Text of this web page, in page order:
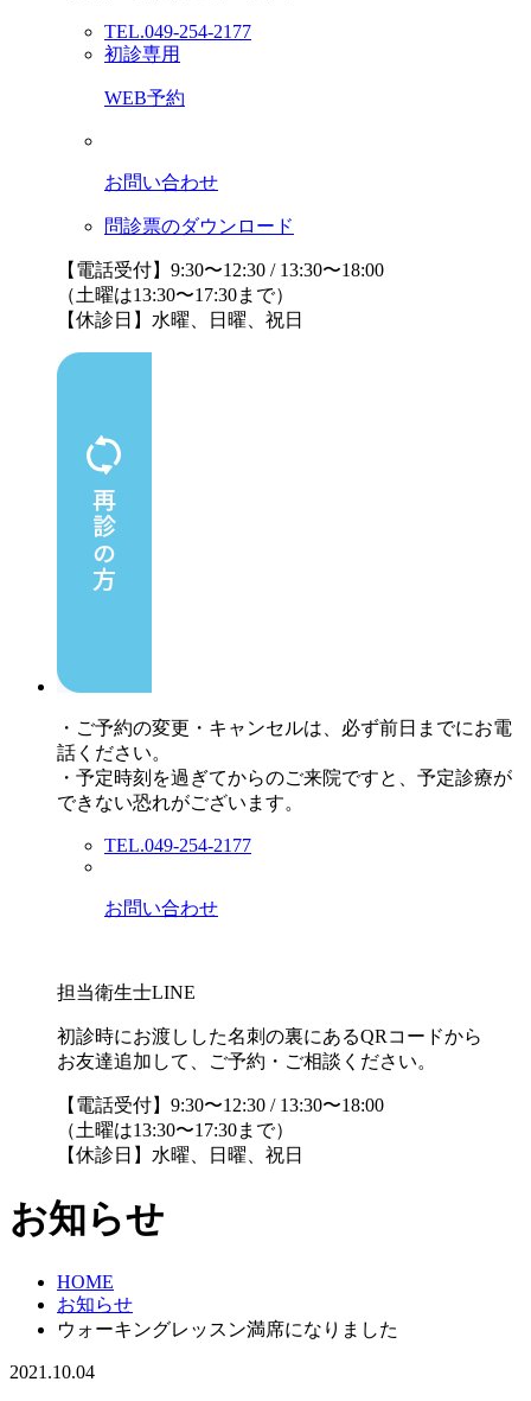
TEL.049-254-2177
初診専用
WEB予約
お問い合わせ
問診票のダウンロード
【電話受付】9:30〜12:30 / 13:30〜18:00
（土曜は13:30〜17:30まで）
【休診日】水曜、日曜、祝日
・ご予約の変更・キャンセルは、必ず前日までにお電
話ください。
・予定時刻を過ぎてからのご来院ですと、予定診療が
できない恐れがございます。
TEL.049-254-2177
お問い合わせ
担当衛生士LINE
初診時にお渡しした名刺の裏にあるQRコードから
お友達追加して、ご予約・ご相談ください。
【電話受付】9:30〜12:30 / 13:30〜18:00
（土曜は13:30〜17:30まで）
【休診日】水曜、日曜、祝日
お知らせ
HOME
お知らせ
ウォーキングレッスン満席になりました
2021.10.04